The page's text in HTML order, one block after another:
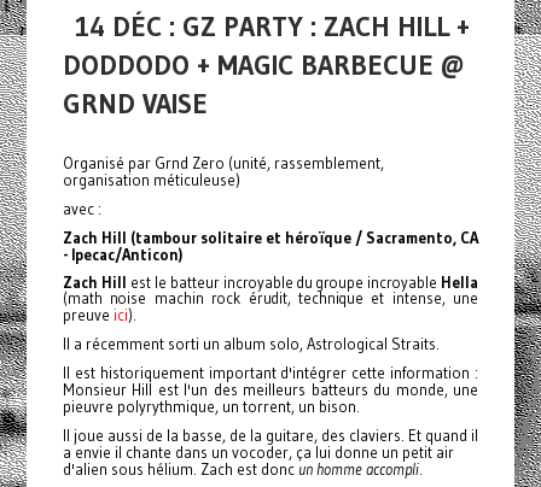
14 DÉC : GZ PARTY : ZACH HILL +
DODDODO + MAGIC BARBECUE @
GRND VAISE
Organisé par Grnd Zero (unité, rassemblement,
organisation méticuleuse)
avec :
Zach Hill (tambour solitaire et héroïque / Sacramento, CA
- Ipecac/Anticon)
Zach Hill est le batteur incroyable du groupe incroyable Hella
(math noise machin rock érudit, technique et intense, une
preuve ici).
Il a récemment sorti un album solo, Astrological Straits.
Il est historiquement important d'intégrer cette information :
Monsieur Hill est l'un des meilleurs batteurs du monde, une
pieuvre polyrythmique, un torrent, un bison.
Il joue aussi de la basse, de la guitare, des claviers. Et quand il
a envie il chante dans un vocoder, ça lui donne un petit air
d'alien sous hélium. Zach est donc un homme accompli.